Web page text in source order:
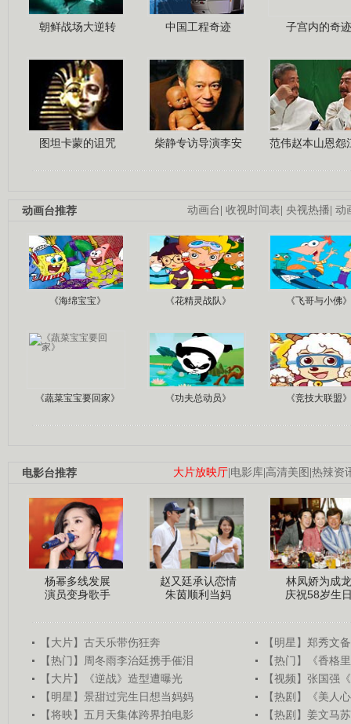
朝鲜战场大逆转 中国工程奇迹 子宫内的奇迹
图坦卡蒙的诅咒 柴静专访导演李安 范伟赵本山恩怨
动画台| 收视时间表| 央视热播| 动
动画台推荐
《海绵宝宝》 《花精灵战队》 《飞哥与小佛》
《蔬菜宝宝要回家》 《功夫总动员》 《竞技大联盟》
大片放映厅|电影库|高清美图 |热辣资
电影台推荐
杨幂多线发展
演员变身歌手
赵又廷承认恋情
朱茵顺利当妈
林凤娇为成龙
庆祝58岁生
【大片】古天乐带伤狂奔
【明星】郑秀文
【热门】周冬雨李治廷携手催泪
【热门】《香格
【大片】《逆战》造型遭曝光
【视频】张国强
【明星】景甜过完生日想当妈妈
【热剧】《美人
【将映】五月天集体跨界拍电影
【热剧】姜文马